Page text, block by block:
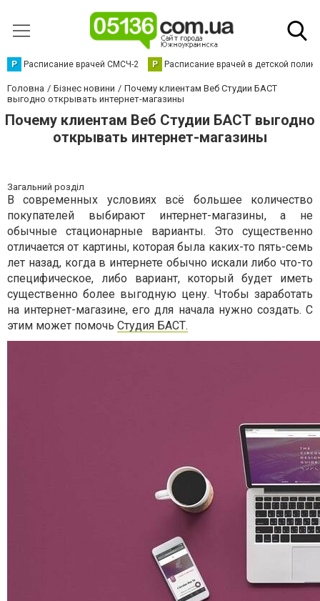
Р Расписание врачей СМСЧ-2 Р Расписание врачей в детской
Головна Бізнес новини
Почему клиентам Веб Студии БАСТ
выгодно открывать интернет-магазины
Почему клиентам Веб Студии БАСТ выгодно
открывать интернет-магазины
Загальний розділ
В современных условиях всё большее количество
покупателей выбирают интернет-магазины, а не
обычные стационарные варианты. Это существенно
отличается от картины, которая была каких-то пять-семь
лет назад, когда в интернете обычно искали либо что-то
специфическое, либо вариант, который будет иметь
существенно более выгодную цену. Чтобы заработать
на интернет-магазине, его для начала нужно создать. С
этим может помочь Студия БАСТ.